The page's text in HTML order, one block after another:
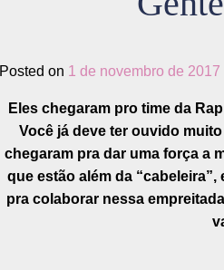
Posted on 1 de novembro de 2017
Eles chegaram pro time da
Você já deve ter ouvido
chegaram pra dar uma força a
que estão além da
pra colaborar nessa